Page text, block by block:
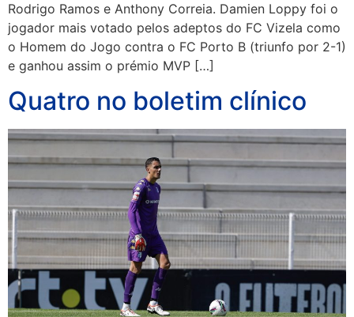
Rodrigo Ramos e Anthony Correia. Damien Loppy foi o
jogador mais votado pelos adeptos do FC Vizela como
o Homem do Jogo contra o FC Porto B (triunfo por 2-1)
e ganhou assim o prémio MVP […]
Quatro no boletim clínico